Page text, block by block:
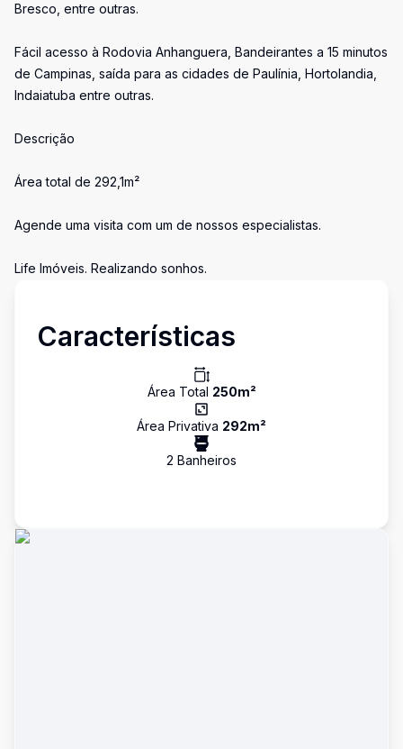
Bresco, entre outras.
Fácil acesso à Rodovia Anhanguera, Bandeirantes a 15 minutos
de Campinas, saída para as cidades de Paulínia, Hortolandia,
Indaiatuba entre outras.
Descrição
Área total de 292,1m²
Agende uma visita com um de nossos especialistas.
Life Imóveis. Realizando sonhos.
Características
Área Total 250m²
Área Privativa 292m²
2 Banheiros